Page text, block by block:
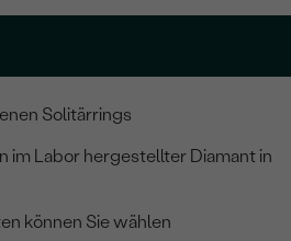
Solitärrings
im Labor hergestellter Diamant in
können Sie wählen